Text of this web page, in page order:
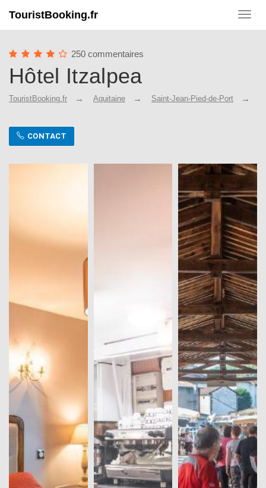
TouristBooking.fr
250 commentaires
Hôtel Itzalpea
TouristBooking.fr Aquitaine Saint-Jean-Pied-de-Port
CONTACT